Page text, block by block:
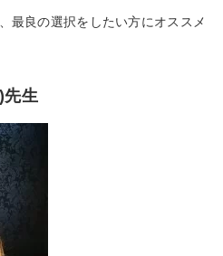
最良の選択をしたい方にオススメ
生